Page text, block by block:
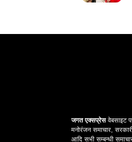
जगत एक्सप्रेसवेबसाइट
मनोरंजन समाचार,
आदि सभी सम्बन्धी